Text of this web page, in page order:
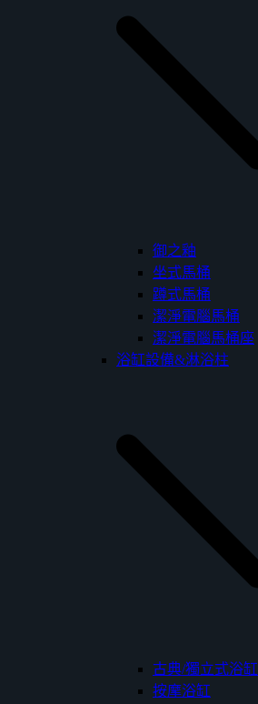
御之釉
坐式馬桶
蹲式馬桶
潔淨電腦馬桶
潔淨電腦馬桶座
浴缸設備&淋浴柱
古典/獨立式浴缸
按摩浴缸